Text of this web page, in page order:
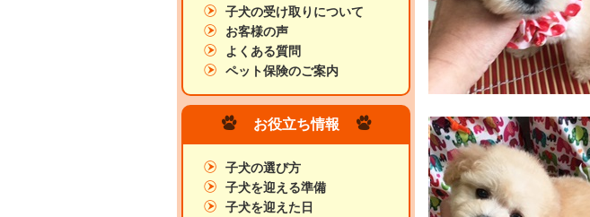
子犬の受け取りについて
お客様の声
よくある質問
ペット保険のご案内
お役立ち情報
子犬の選び方
子犬を迎える準備
子犬を迎えた日